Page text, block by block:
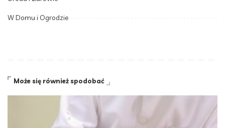
W Domu i Ogrodzie
Może się również spodobać